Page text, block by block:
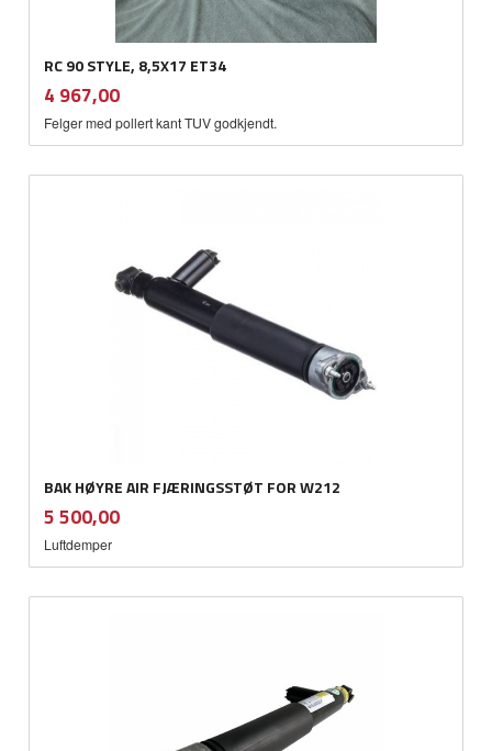
RC 90 STYLE, 8,5X17 ET34
Pris
4 967,00mva.
Felger med pollert kant TUV godkjendt.
BAK HØYRE AIR FJÆRINGSSTØT FOR W212
Pris
5 500,00mva.
Luftdemper